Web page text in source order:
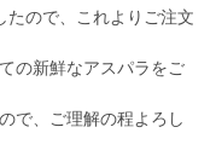
たので、これよりご注文
の新鮮なアスパラをご
で、ご理解の程よろし